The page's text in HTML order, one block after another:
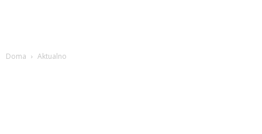
Doma Aktualno